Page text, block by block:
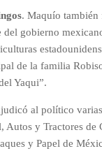
. Maquío también
del gobierno
de la familia
Yaqui”.
al político
Autos y Tractores de
y Papel de